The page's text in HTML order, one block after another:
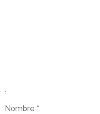
Nombre *